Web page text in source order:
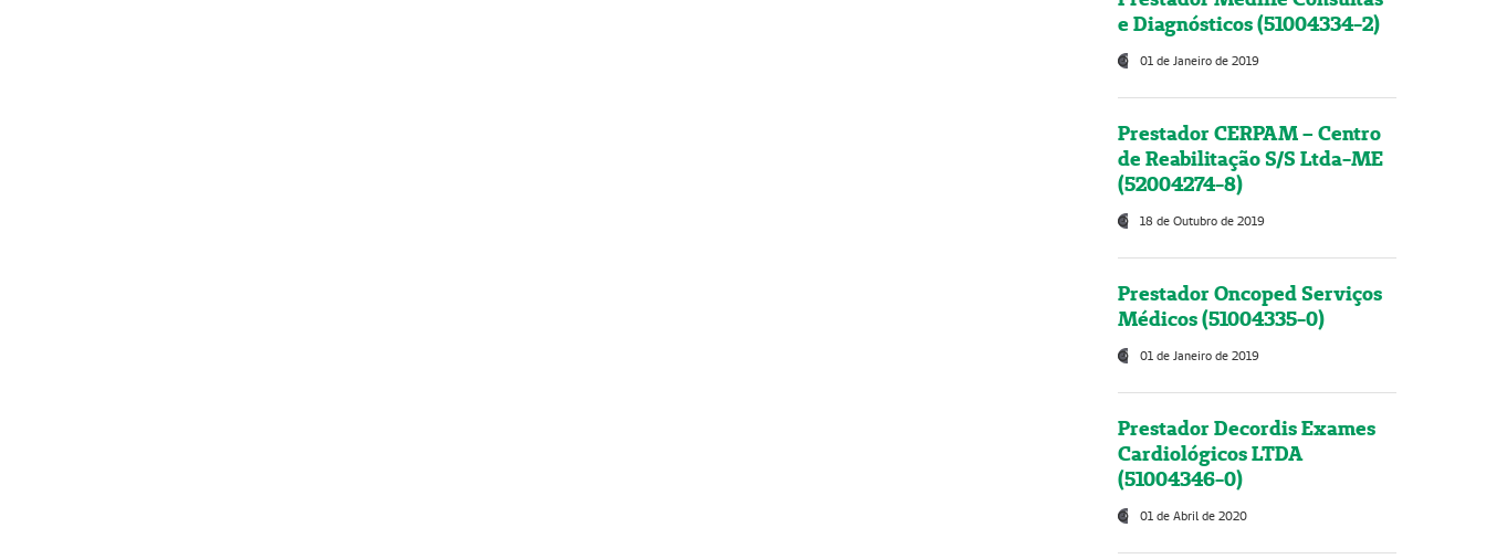
e Diagnósticos (51004334-2)
01 de Janeiro de 2019
Prestador CERPAM – Centro
de Reabilitação S/S Ltda-ME
(52004274-8)
18 de Outubro de 2019
Prestador Oncoped Serviços
Médicos (51004335-0)
01 de Janeiro de 2019
Prestador Decordis Exames
Cardiológicos LTDA
(51004346-0)
01 de Abril de 2020